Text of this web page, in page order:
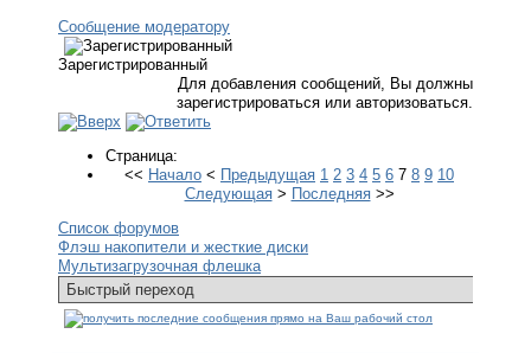
Сообщение модератору
Зарегистрированный
Для добавления сообщений, Вы должны
зарегистрироваться или авторизоваться.
Страница:
<< Начало < Предыдущая 1 2 3 4 5 6 7 8 9 10
Следующая> Последняя>>
Список форумов
Флэш накопители и жесткие диски
Мультизагрузочная флешка